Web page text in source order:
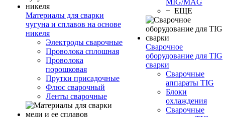
Материалы для сварки
чугуна и сплавов на основе
никеля
Электроды сварочные
Проволока сплошная
Проволока
порошковая
Прутки присадочные
Флюс сварочный
Ленты сварочные
MIG/MAG
+ ЕЩЕ
Сварочное
оборудование для TIG
сварки
Сварочные
аппараты TIG
Блоки
охлаждения
Сварочные